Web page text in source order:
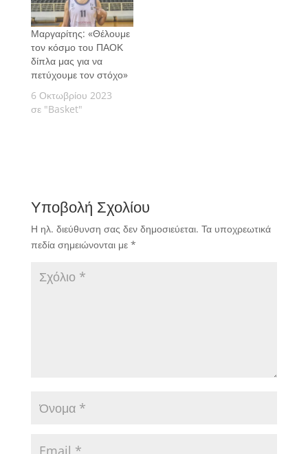
Μαργαρίτης: «Θέλουμε
τον κόσμο του ΠΑΟΚ
δίπλα μας για να
πετύχουμε τον στόχο»
6 Οκτωβρίου 2023
σε "Basket"
Υποβολή Σχολίου
Η ηλ. διεύθυνση σας δεν δημοσιεύεται. Τα υποχρεωτικά
πεδία σημειώνονται με *